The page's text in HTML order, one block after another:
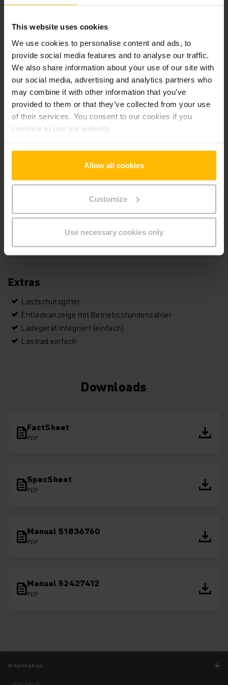
This website uses cookies
We use cookies to personalise content and ads, to
provide social media features and to analyse our traffic.
We also share information about your use of our site with
our social media, advertising and analytics partners who
may combine it with other information that you’ve
provided to them or that they’ve collected from your use
of their services. You consent to our cookies if you
continue to use our website.
Allow all cookies
Customize
Use necessary cookies only
EJE 116i
Technische Daten
Batterie Lithium Ionen, 25 V / 100 Ah
Batterie Baujahr 2025
Baujahr
Hubhöhe 122 mm
1150 mm
Antrieb Elektro
Seriennummer 98474053
Extras
Lastschutzgitter
Entladeanzeige mit Betriebsstundenzähler
Ladegerät integriert (einfach)
Lastrad einfach
Downloads
FactSheet
PDF
SpecSheet
PDF
Manual 51836760
PDF
Manual 52427412
PDF
Information
Impressum